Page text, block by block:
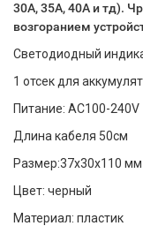
30А, 35А, 40А и тд).
возгоранием
Светодиодный
1 отсек для
Питание: АС100-240V
Длина кабеля 50см
Размер:37х30х110 мм
Цвет: черный
Материал: пластик